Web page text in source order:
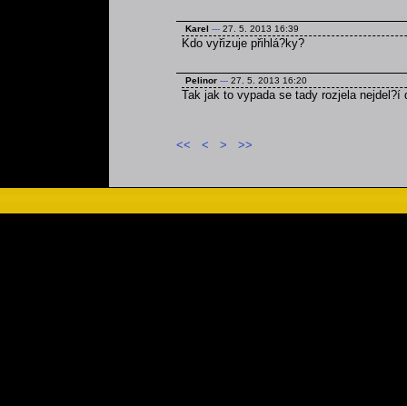
Karel --- 27. 5. 2013 16:39
Kdo vyřizuje přihlá?ky?
Pelinor --- 27. 5. 2013 16:20
Tak jak to vypada se tady rozjela nejdel?í
<< < > >>